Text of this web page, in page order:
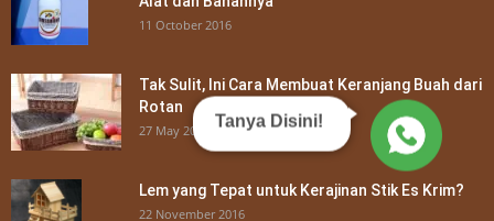
11 October 2016
Tak Sulit, Ini Cara Membuat Keranjang Buah dari
Rotan
27 May 2018
Lem yang Tepat untuk Kerajinan Stik Es Krim?
22 November 2016
Tanya Disini!